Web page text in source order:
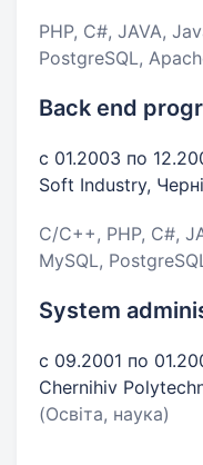
PHP, C#, JAVA,
PostgreSQL,
Back end
с 01.2003 по
Soft Industry,
C/C++, PHP, C#,
MySQL,
System
с 09.2001 по
Chernihiv
(Освіта, наука)